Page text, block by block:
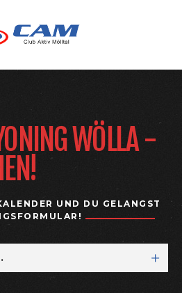
WÖLLA -
UND DU GELANGST